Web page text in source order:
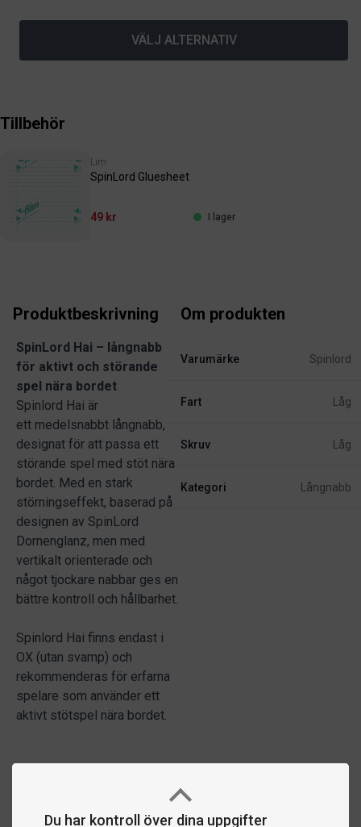
Du har kontroll över dina uppgifter
VÄLJ ALTERNATIV
Tillbehör
Lim
SpinLord Gluesheet
49 kr I lager
Produktbeskrivning
SpinLord Hai – långnabb
för aktivt och störande
spel nära bordet
Spinlord Hai är
ett medelsnabbt långnabb,
designat för att passa ett
störande spel med stöt nära
bordet. Med en stark
störningseffekt, baserad på
designen av SpinLord
Dornenglanz, men med
vertikalt orienterade och
något tjockare nabbar ges en
bättre kontroll och hållbarhet.
Spinlord Hai finns endast i
OX (utan svamp) och
rekommenderas för erfarna
spelare som använder ett
aktivt stötspel nära bordet.
Om produkten
Varumärke Spinlord
Fart Låg
Skruv Låg
Kategori Långnabb